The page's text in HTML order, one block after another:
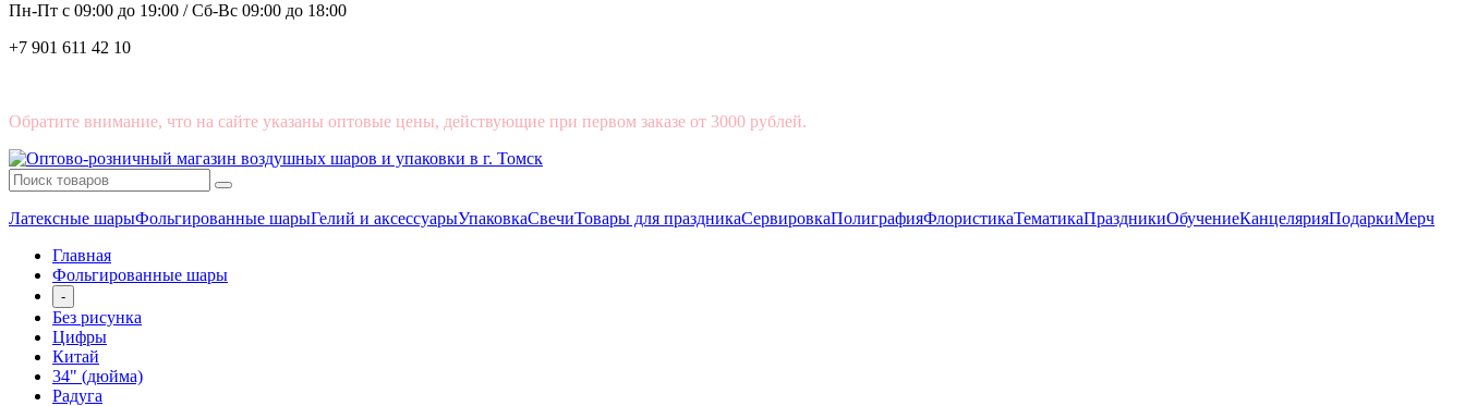
Пн-Пт с 09:00 до 19:00 /Сб-Вс 09:00 до 18:00
+7 901 611 42 10
Обратите внимание, что на сайте указаны оптовые цены, действующие при первом заказе от 3000 рублей.
Латексные шарыФольгированные шарыГелий и аксессуарыУпаковкаСвечиТовары для праздникаСервировкаПолиграфияФлористикаТематикаПраздникиОбучениеКанцелярияПодаркиМерч
Главная
Фольгированные шары
-
Без рисунка
Цифры
Китай
34" (дюйма)
Радуга